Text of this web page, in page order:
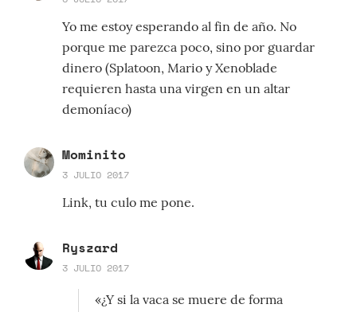
Yo me estoy esperando al fin de año. No
porque me parezca poco, sino por guardar
dinero (Splatoon, Mario y Xenoblade
requieren hasta una virgen en un altar
demoníaco)
Mominito
3 JULIO 2017
Link, tu culo me pone.
Ryszard
3 JULIO 2017
«¿Y si la vaca se muere de forma